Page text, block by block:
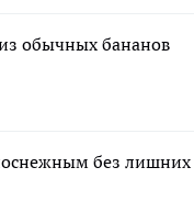
обычных бананов
без лишних